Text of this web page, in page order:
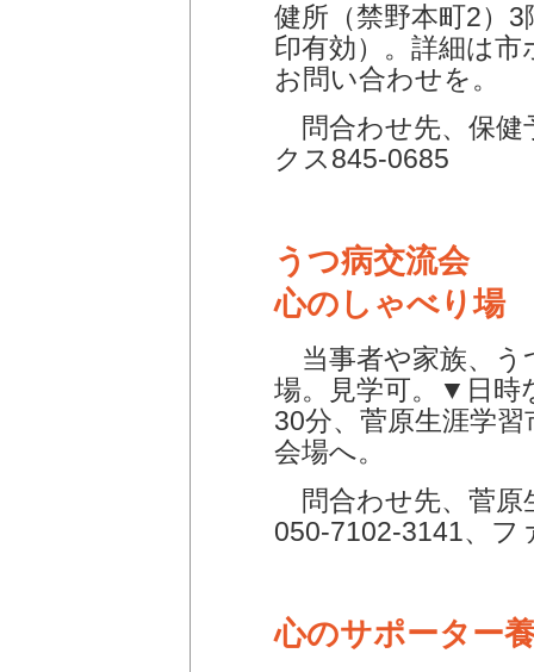
健所（禁野本町2）
印有効）。詳細は
お問い合わせを。
問合わせ先、保
クス845-0685
うつ病交流会
心のしゃべり場
当事者や家族、う
場。見学可。▼日時
30分、菅原生涯学
会場へ。
問合わせ先、菅
050-7102-3141、フ
心のサポーター